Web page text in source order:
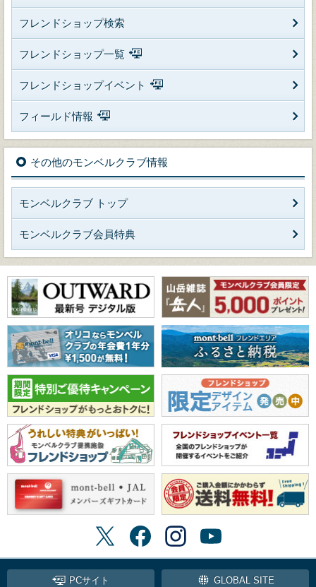
フレンドショップ検索
フレンドショップ一覧
フレンドショップイベント
フィールド情報
その他のモンベルクラブ情報
モンベルクラブ トップ
モンベルクラブ会員特典
PCサイト GLOBAL SITE